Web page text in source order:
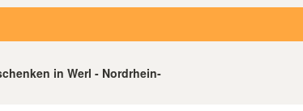
in Werl - Nordrhein-